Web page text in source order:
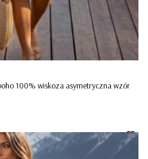
100% wiskoza asymetryczna wzór